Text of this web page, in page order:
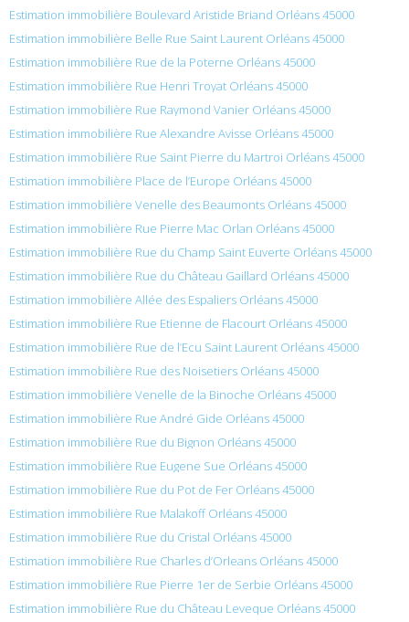
Estimation immobilière Boulevard Aristide Briand Orléans 45000
Estimation immobilière Belle Rue Saint Laurent Orléans 45000
Estimation immobilière Rue de la Poterne Orléans 45000
Estimation immobilière Rue Henri Troyat Orléans 45000
Estimation immobilière Rue Raymond Vanier Orléans 45000
Estimation immobilière Rue Alexandre Avisse Orléans 45000
Estimation immobilière Rue Saint Pierre du Martroi Orléans 45000
Estimation immobilière Place de l’Europe Orléans 45000
Estimation immobilière Venelle des Beaumonts Orléans 45000
Estimation immobilière Rue Pierre Mac Orlan Orléans 45000
Estimation immobilière Rue du Champ Saint Euverte Orléans 45000
Estimation immobilière Rue du Château Gaillard Orléans 45000
Estimation immobilière Allée des Espaliers Orléans 45000
Estimation immobilière Rue Etienne de Flacourt Orléans 45000
Estimation immobilière Rue de l’Ecu Saint Laurent Orléans 45000
Estimation immobilière Rue des Noisetiers Orléans 45000
Estimation immobilière Venelle de la Binoche Orléans 45000
Estimation immobilière Rue André Gide Orléans 45000
Estimation immobilière Rue du Bignon Orléans 45000
Estimation immobilière Rue Eugene Sue Orléans 45000
Estimation immobilière Rue du Pot de Fer Orléans 45000
Estimation immobilière Rue Malakoff Orléans 45000
Estimation immobilière Rue du Cristal Orléans 45000
Estimation immobilière Rue Charles d’Orleans Orléans 45000
Estimation immobilière Rue Pierre 1er de Serbie Orléans 45000
Estimation immobilière Rue du Château Leveque Orléans 45000